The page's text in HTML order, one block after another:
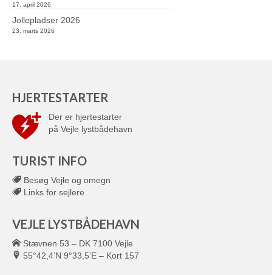
17. april 2026
Jollepladser 2026
23. marts 2026
HJERTESTARTER
Der er hjertestarter
på Vejle lystbådehavn
TURIST INFO
Besøg Vejle og omegn
Links for sejlere
VEJLE LYSTBÅDEHAVN
Stævnen 53 – DK 7100 Vejle
55°42,4’N 9°33,5’E – Kort 157